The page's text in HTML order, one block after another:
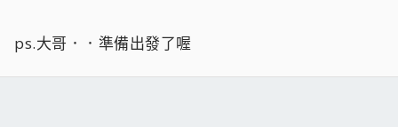
ps.大哥．．準備出發了喔